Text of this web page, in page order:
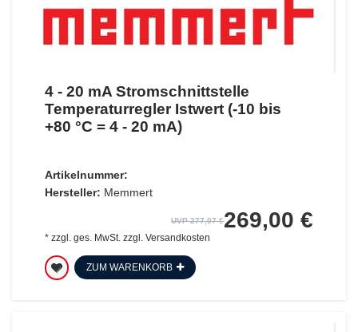
4 - 20 mA Stromschnittstelle
Temperaturregler Istwert (-10 bis
+80 °C = 4 - 20 mA)
Artikelnummer:
Hersteller: Memmert
UVP 277,07 €269,00 €
* zzgl. ges. MwSt.zzgl. Versandkosten
ZUM WARENKORB